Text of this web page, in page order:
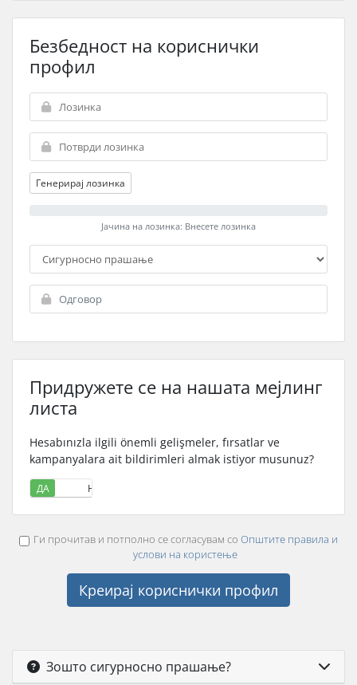
Безбедност на кориснички
профил
Генерирај лозинка
Јачина на лозинка: Внесете лозинка
Придружете се на нашата мејлинг
листа
Hesabınızla ilgili önemli gelişmeler, fırsatlar ve
kampanyalara ait bildirimleri almak istiyor musunuz?
ДА НЕ
Ги прочитав и потполно се согласувам со Општите правила и
услови на користење
Зошто сигурносно прашање?